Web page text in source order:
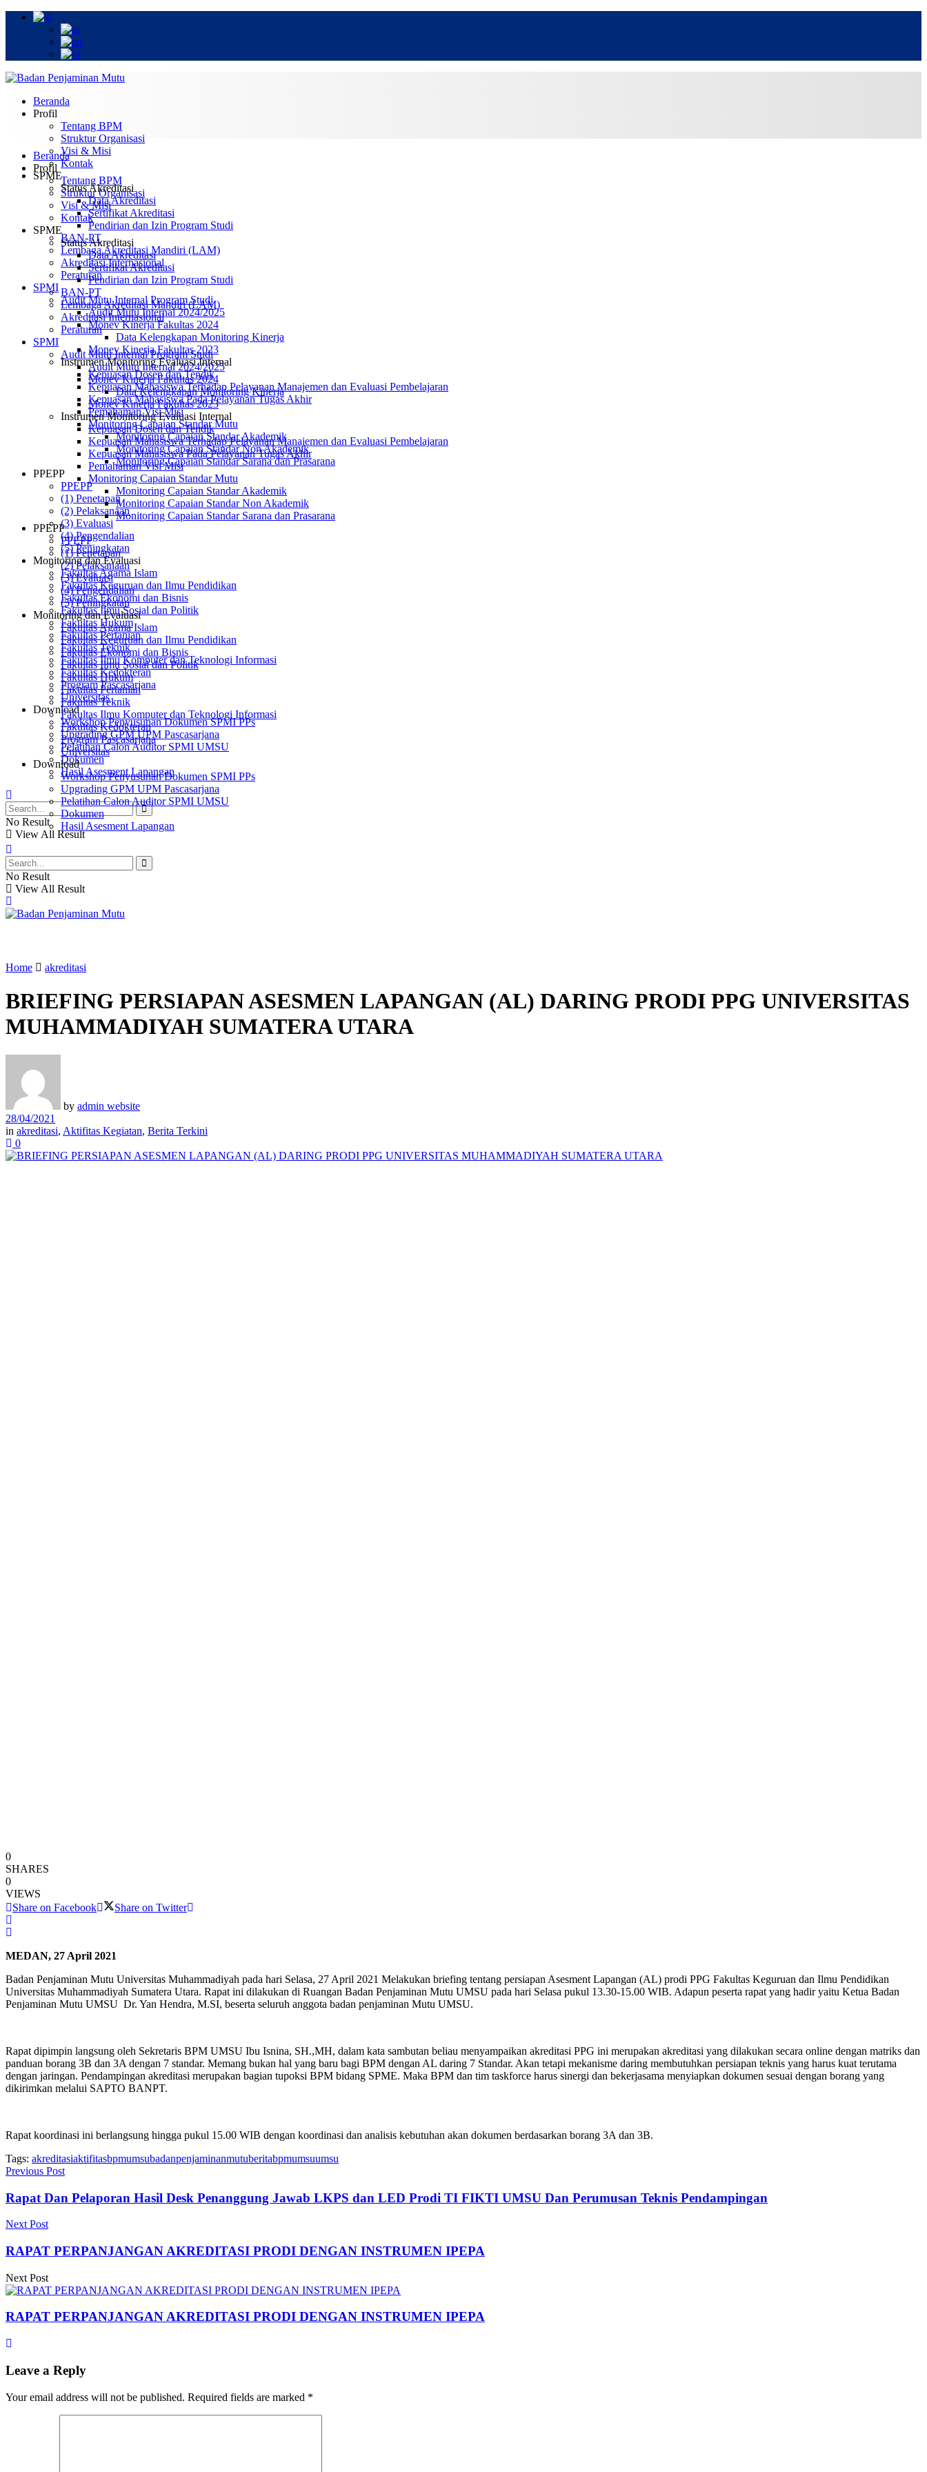
Beranda
Profil
Tentang BPM
Struktur Organisasi
Visi & Misi
Kontak
SPME
Status Akreditasi
Data Akreditasi
Sertifikat Akreditasi
Pendirian dan Izin Program Studi
BAN-PT
Lembaga Akreditasi Mandiri (LAM)
Akreditasi Internasional
Peraturan
SPMI
Audit Mutu Internal Program Studi
Audit Mutu Internal 2024/2025
Monev Kinerja Fakultas 2024
Data Kelengkapan Monitoring Kinerja
Monev Kinerja Fakultas 2023
Instrumen Monitoring Evaluasi Internal
Kepuasan Dosen dan Tendik
Kepuasan Mahasiswa Terhadap Pelayanan Manajemen dan Evaluasi Pembelajaran
Kepuasan Mahasiswa Pada Pelayanan Tugas Akhir
Pemahaman Visi Misi
Monitoring Capaian Standar Mutu
Monitoring Capaian Standar Akademik
Monitoring Capaian Standar Non Akademik
Monitoring Capaian Standar Sarana dan Prasarana
PPEPP
PPEPP
(1) Penetapan
(2) Pelaksanaan
(3) Evaluasi
(4) Pengendalian
(5) Peningkatan
Monitoring dan Evaluasi
Fakultas Agama Islam
Fakultas Keguruan dan Ilmu Pendidikan
Fakultas Ekonomi dan Bisnis
Fakultas Ilmu Sosial dan Politik
Fakultas Hukum
Fakultas Pertanian
Fakultas Teknik
Fakultas Ilmu Komputer dan Teknologi Informasi
Fakultas Kedokteran
Program Pascasarjana
Universitas
Download
Workshop Penyusunan Dokumen SPMI PPs
Upgrading GPM UPM Pascasarjana
Pelatihan Calon Auditor SPMI UMSU
Dokumen
Hasil Asesment Lapangan
No Result
View All Result
Beranda
Profil
Tentang BPM
Struktur Organisasi
Visi & Misi
Kontak
SPME
Status Akreditasi
Data Akreditasi
Sertifikat Akreditasi
Pendirian dan Izin Program Studi
BAN-PT
Lembaga Akreditasi Mandiri (LAM)
Akreditasi Internasional
Peraturan
SPMI
Audit Mutu Internal Program Studi
Audit Mutu Internal 2024/2025
Monev Kinerja Fakultas 2024
Data Kelengkapan Monitoring Kinerja
Monev Kinerja Fakultas 2023
Instrumen Monitoring Evaluasi Internal
Kepuasan Dosen dan Tendik
Kepuasan Mahasiswa Terhadap Pelayanan Manajemen dan Evaluasi Pembelajaran
Kepuasan Mahasiswa Pada Pelayanan Tugas Akhir
Pemahaman Visi Misi
Monitoring Capaian Standar Mutu
Monitoring Capaian Standar Akademik
Monitoring Capaian Standar Non Akademik
Monitoring Capaian Standar Sarana dan Prasarana
PPEPP
PPEPP
(1) Penetapan
(2) Pelaksanaan
(3) Evaluasi
(4) Pengendalian
(5) Peningkatan
Monitoring dan Evaluasi
Fakultas Agama Islam
Fakultas Keguruan dan Ilmu Pendidikan
Fakultas Ekonomi dan Bisnis
Fakultas Ilmu Sosial dan Politik
Fakultas Hukum
Fakultas Pertanian
Fakultas Teknik
Fakultas Ilmu Komputer dan Teknologi Informasi
Fakultas Kedokteran
Program Pascasarjana
Universitas
Download
Workshop Penyusunan Dokumen SPMI PPs
Upgrading GPM UPM Pascasarjana
Pelatihan Calon Auditor SPMI UMSU
Dokumen
Hasil Asesment Lapangan
No Result
View All Result
Home akreditasi
BRIEFING PERSIAPAN ASESMEN LAPANGAN (AL) DARING PRODI PPG UNIVERSITAS
MUHAMMADIYAH SUMATERA UTARA
by admin website
28/04/2021
in akreditasi, Aktifitas Kegiatan, Berita Terkini
0
0
SHARES
0
VIEWS
Share on Facebook
Share on Twitter
MEDAN, 27 April 2021
Badan Penjaminan Mutu Universitas Muhammadiyah pada hari Selasa, 27 April 2021 Melakukan briefing tentang persiapan Asesment Lapangan (AL) prodi PPG Fakultas Keguruan dan Ilmu Pendidikan
Universitas Muhammadiyah Sumatera Utara. Rapat ini dilakukan di Ruangan Badan Penjaminan Mutu UMSU pada hari Selasa pukul 13.30-15.00 WIB. Adapun peserta rapat yang hadir yaitu Ketua Badan
Penjaminan Mutu UMSU Dr. Yan Hendra, M.SI, beserta seluruh anggota badan penjaminan Mutu UMSU.
Rapat dipimpin langsung oleh Sekretaris BPM UMSU Ibu Isnina, SH.,MH, dalam kata sambutan beliau menyampaikan akreditasi PPG ini merupakan akreditasi yang dilakukan secara online dengan matriks dan
panduan borang 3B dan 3A dengan 7 standar. Memang bukan hal yang baru bagi BPM dengan AL daring 7 Standar. Akan tetapi mekanisme daring membutuhkan persiapan teknis yang harus kuat terutama
dengan jaringan. Pendampingan akreditasi merupakan bagian tupoksi BPM bidang SPME. Maka BPM dan tim taskforce harus sinergi dan bekerjasama menyiapkan dokumen sesuai dengan borang yang
dikirimkan melalui SAPTO BANPT.
Rapat koordinasi ini berlangsung hingga pukul 15.00 WIB dengan koordinasi dan analisis kebutuhan akan dokumen berdasarkan borang 3A dan 3B.
Tags: akreditasiaktifitasbpmumsubadanpenjaminanmutuberitabpmumsuumsu
Previous Post
Rapat Dan Pelaporan Hasil Desk Penanggung Jawab LKPS dan LED Prodi TI FIKTI UMSU Dan Perumusan Teknis Pendampingan
Next Post
RAPAT PERPANJANGAN AKREDITASI PRODI DENGAN INSTRUMEN IPEPA
Next Post
RAPAT PERPANJANGAN AKREDITASI PRODI DENGAN INSTRUMEN IPEPA
Leave a Reply
Your email address will not be published. Required fields are marked *